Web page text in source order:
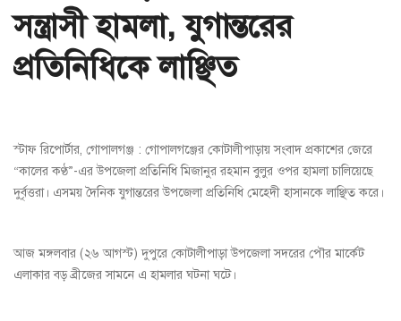
সন্ত্রাসী হামলা, যুগান্তরের
প্রতিনিধিকে লাঞ্ছিত
স্টাফ রিপোর্টার, গোপালগঞ্জ : গোপালগঞ্জের কোটালীপাড়ায় সংবাদ প্রকাশের জেরে
“কালের কণ্ঠ”-এর উপজেলা প্রতিনিধি মিজানুর রহমান বুলুর ওপর হামলা চালিয়েছে
দুর্বৃত্তরা। এসময় দৈনিক যুগান্তরের উপজেলা প্রতিনিধি মেহেদী হাসানকে লাঞ্ছিত করে।
আজ মঙ্গলবার (২৬ আগস্ট) দুপুরে কোটালীপাড়া উপজেলা সদরের পৌর মার্কেট
এলাকার বড় ব্রীজের সামনে এ হামলার ঘটনা ঘটে।